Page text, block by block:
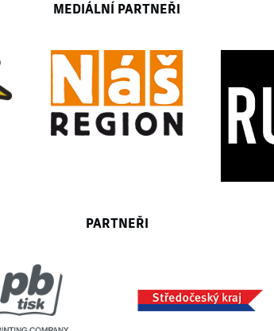
MEDIÁLNÍ PARTNEŘI
PARTNEŘI